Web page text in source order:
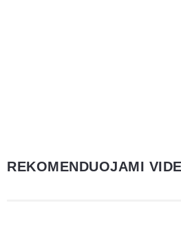
REKOMENDUOJAMI